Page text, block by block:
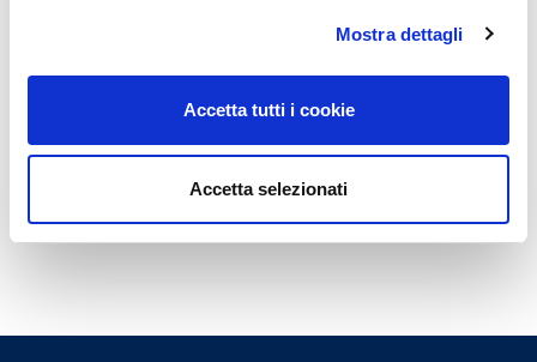
Mostra dettagli
Accetta tutti i cookie
Accetta selezionati